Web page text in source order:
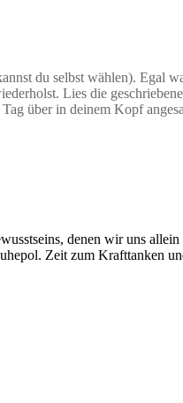
du selbst wählen). Egal
Lies die
über in deinem Kopf
denen wir uns
Zeit zum Krafttanken